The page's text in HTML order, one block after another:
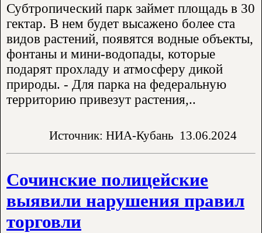
Субтропический парк займет площадь в 30
гектар. В нем будет высажено более ста
видов растений, появятся водные объекты,
фонтаны и мини-водопады, которые
подарят прохладу и атмосферу дикой
природы. - Для парка на федеральную
территорию привезут растения,..
Источник: НИА-Кубань 13.06.2024
Сочинские полицейские
выявили нарушения правил
торговли